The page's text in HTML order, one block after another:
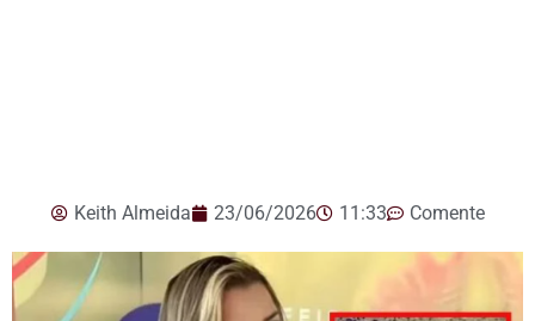
Keith Almeida 23/06/2026 11:33 Comente